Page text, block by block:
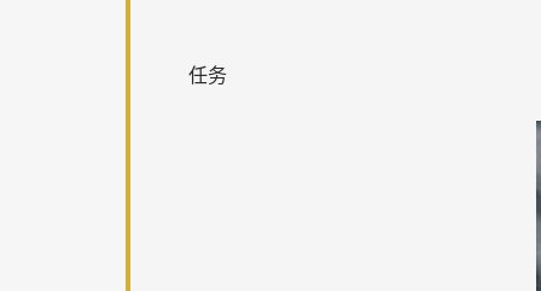
任务